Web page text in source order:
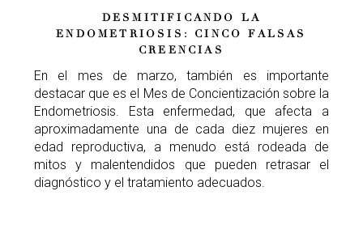
DESMITIFICANDO LA
ENDOMETRIOSIS: CINCO FALSAS
CREENCIAS
En el mes de marzo, también es importante
destacar que es el Mes de Concientización sobre la
Endometriosis. Esta enfermedad, que afecta a
aproximadamente una de cada diez mujeres en
edad reproductiva, a menudo está rodeada de
mitos y malentendidos que pueden retrasar el
diagnóstico y el tratamiento adecuados.